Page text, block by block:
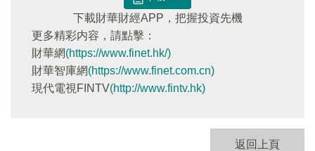
下載財華財經APP，把握投資先機
更多精彩内容，請點擊：
財華網(https://www.finet.hk/)
財華智庫網(https://www.finet.com.cn)
現代電視FINTV(http://www.fintv.hk)
返回上頁